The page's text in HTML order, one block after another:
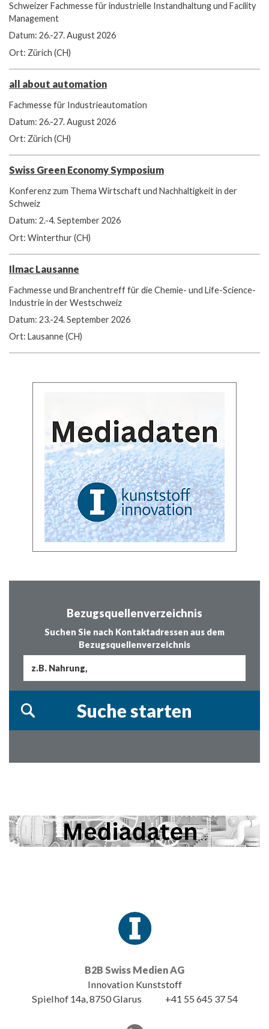
Schweizer Fachmesse für industrielle Instandhaltung und Facility
Management
Datum: 26.-27. August 2026
Ort: Zürich (CH)
all about automation
Fachmesse für Industrieautomation
Datum: 26.-27. August 2026
Ort: Zürich (CH)
Swiss Green Economy Symposium
Konferenz zum Thema Wirtschaft und Nachhaltigkeit in der
Schweiz
Datum: 2.-4. September 2026
Ort: Winterthur (CH)
Ilmac Lausanne
Fachmesse und Branchentreff für die Chemie- und Life-Science-
Industrie in der Westschweiz
Datum: 23.-24. September 2026
Ort: Lausanne (CH)
Bezugsquellenverzeichnis
Suchen Sie nach Kontaktadressen aus dem
Bezugsquellenverzeichnis
B2B Swiss Medien AG
Innovation Kunststoff
Spielhof 14a, 8750 Glarus
+41 55 645 37 54